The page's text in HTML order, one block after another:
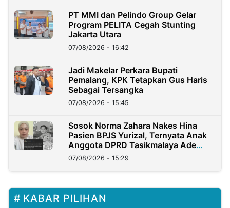
PT MMI dan Pelindo Group Gelar
Program PELITA Cegah Stunting
Jakarta Utara
07/08/2026 - 16:42
Jadi Makelar Perkara Bupati
Pemalang, KPK Tetapkan Gus Haris
Sebagai Tersangka
07/08/2026 - 15:45
Sosok Norma Zahara Nakes Hina
Pasien BPJS Yurizal, Ternyata Anak
Anggota DPRD Tasikmalaya Ade
Lukman
07/08/2026 - 15:29
KABAR PILIHAN